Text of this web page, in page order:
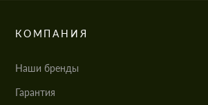
КОМПАНИЯ
Наши бренды
Гарантия